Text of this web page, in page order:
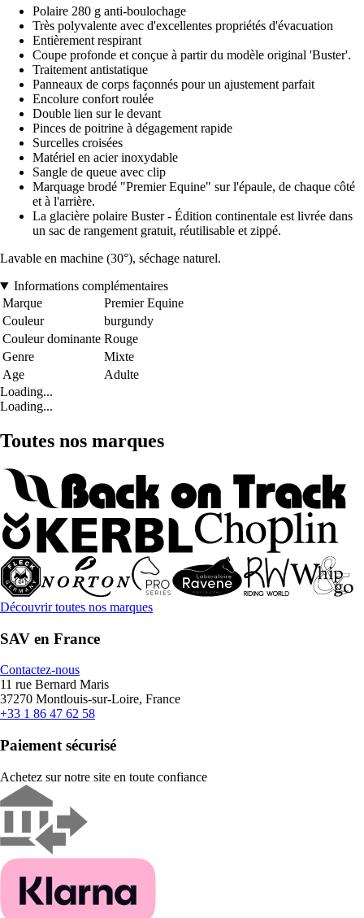
Polaire 280 g anti-boulochage
Très polyvalente avec d'excellentes propriétés d'évacuation
Entièrement respirant
Coupe profonde et conçue à partir du modèle original 'Buster'.
Traitement antistatique
Panneaux de corps façonnés pour un ajustement parfait
Encolure confort roulée
Double lien sur le devant
Pinces de poitrine à dégagement rapide
Surcelles croisées
Matériel en acier inoxydable
Sangle de queue avec clip
Marquage brodé "Premier Equine" sur l'épaule, de chaque côté
et à l'arrière.
La glacière polaire Buster - Édition continentale est livrée dans
un sac de rangement gratuit, réutilisable et zippé.
Lavable en machine (30°), séchage naturel.
Informations complémentaires
Marque
Premier Equine
Couleur
burgundy
Couleur dominante Rouge
Genre
Mixte
Age
Adulte
Loading...
Loading...
Toutes nos marques
Découvrir toutes nos marques
SAV en France
Contactez-nous
11 rue Bernard Maris
37270 Montlouis-sur-Loire, France
+33 1 86 47 62 58
Paiement sécurisé
Achetez sur notre site en toute confiance